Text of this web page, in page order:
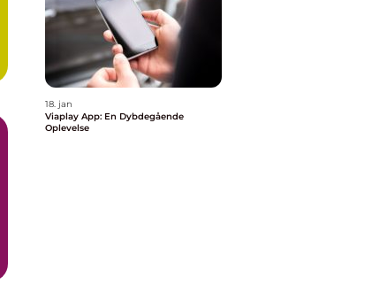
18. jan
Viaplay App: En Dybdegående
Oplevelse